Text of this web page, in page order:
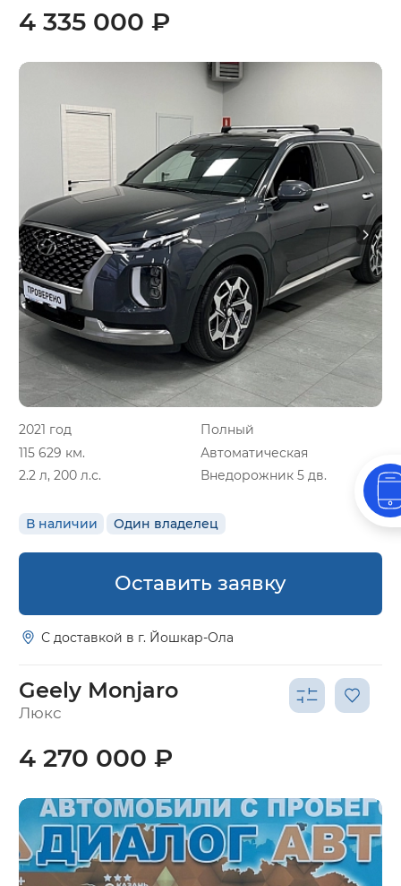
2021 год
Полный
115 629 км.
Автоматическая
2.2 л, 200 л.с.
Внедорожник 5 дв.
В наличии Один владелец
4 335 000 ₽
Оставить заявку
С доставкой в г. Йошкар-Ола
Geely Monjaro
Люкс
4 270 000 ₽